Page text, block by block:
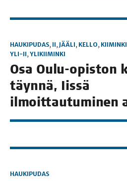
HAUKIPUDAS, II, JÄÄLI, KELLO, KIIMINKI
YLI-II, YLIKIIMINKI
Osa Oulu-opis­ton
täyn­nä, Iis­sä
ilmoit­tau­tu­mi­nen
HAUKIPUDAS